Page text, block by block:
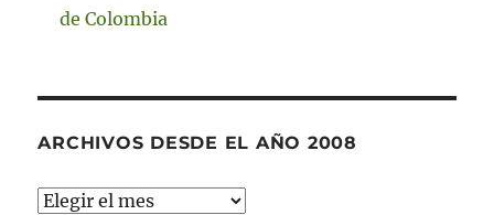
de Colombia
ARCHIVOS DESDE EL AÑO 2008
Archivos